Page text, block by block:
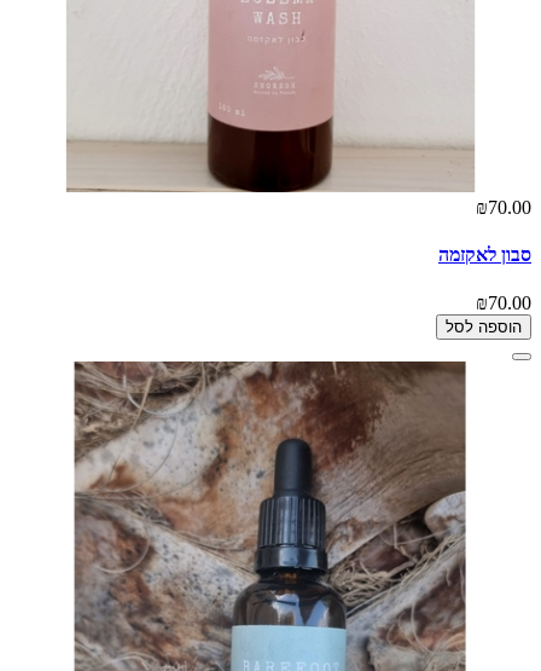
₪70.00
סבון לאקזמה
₪70.00
הוספה לסל